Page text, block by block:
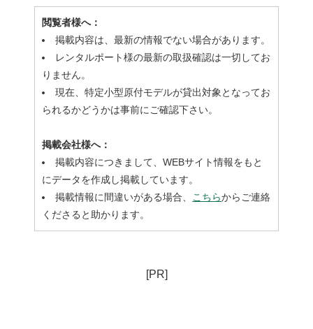
閲覧者様へ：
掲載内容は、最新の情報でない場合があります。
レンタルポート様の最新の取扱確認は一切してお
りません。
現在、特定小型原付モデルが貸出対象となってお
られるかどうかは事前にご確認下さい。
掲載会社様へ：
掲載内容につきまして、WEBサイト情報をもと
にデータを作成し掲載しています。
掲載情報に間違いがある場合、
こちらからご連絡
くださると助かります。
[PR]